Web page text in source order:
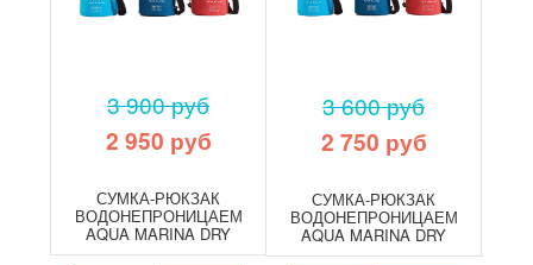
3 900 руб
2 950 руб
СУМКА-РЮКЗАК
ВОДОНЕПРОНИЦАЕМАЯ
AQUA MARINA DRY
BAG 40 L
3 600 руб
2 750 руб
СУМКА-РЮКЗАК
ВОДОНЕПРОНИЦАЕМАЯ
AQUA MARINA DRY
BAG 20 L